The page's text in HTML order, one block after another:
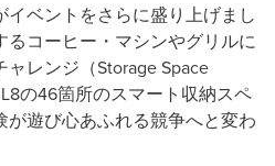
ベントをさらに盛り上げまし
コーヒー・マシンやグリルに
ャレンジ（Storage Space
の46箇所のスマート収納スペ
遊び心あふれる競争へと変わ